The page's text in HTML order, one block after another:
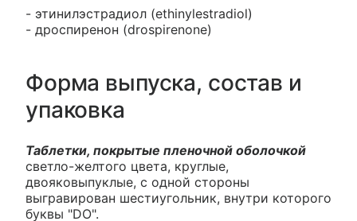
- этинилэстрадиол (ethinylestradiol)
- дроспиренон (drospirenone)
Форма выпуска, состав и
упаковка
Таблетки, покрытые пленочной оболочкой
светло-желтого цвета, круглые,
двояковыпуклые, с одной стороны
выгравирован шестиугольник, внутри которого
буквы "DO".